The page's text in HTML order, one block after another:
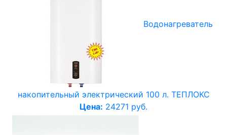
Водонагреватель
накопительный электрический 100 л. ТЕПЛОКС
Цена: 24271 руб.